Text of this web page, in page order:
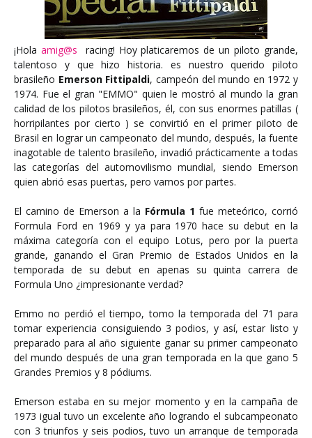
¡Hola amig@s racing! Hoy platicaremos de un piloto grande,
talentoso y que hizo historia. es nuestro querido piloto
brasileño Emerson Fittipaldi, campeón del mundo en 1972 y
1974. Fue el gran "EMMO" quien le mostró al mundo la gran
calidad de los pilotos brasileños, él, con sus enormes patillas (
horripilantes por cierto ) se convirtió en el primer piloto de
Brasil en lograr un campeonato del mundo, después, la fuente
inagotable de talento brasileño, invadió prácticamente a todas
las categorías del automovilismo mundial, siendo Emerson
quien abrió esas puertas, pero vamos por partes.
El camino de Emerson a la Fórmula 1 fue meteórico, corrió
Formula Ford en 1969 y ya para 1970 hace su debut en la
máxima categoría con el equipo Lotus, pero por la puerta
grande, ganando el Gran Premio de Estados Unidos en la
temporada de su debut en apenas su quinta carrera de
Formula Uno ¿impresionante verdad?
Emmo no perdió el tiempo, tomo la temporada del 71 para
tomar experiencia consiguiendo 3 podios, y así, estar listo y
preparado para al año siguiente ganar su primer campeonato
del mundo después de una gran temporada en la que gano 5
Grandes Premios y 8 pódiums.
Emerson estaba en su mejor momento y en la campaña de
1973 igual tuvo un excelente año logrando el subcampeonato
con 3 triunfos y seis podios, tuvo un arranque de temporada